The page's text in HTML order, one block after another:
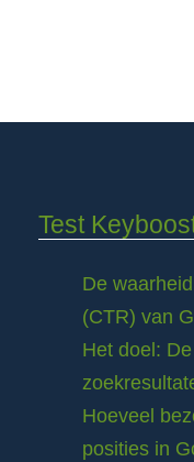
Test
De
(CTR) van
Het doel:
Hoeveel
posities in